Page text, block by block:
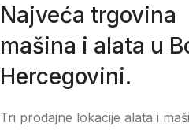
Najveća trgovina
mašina i alata u
Hercegovini.
Tri prodajne lokacije alata i